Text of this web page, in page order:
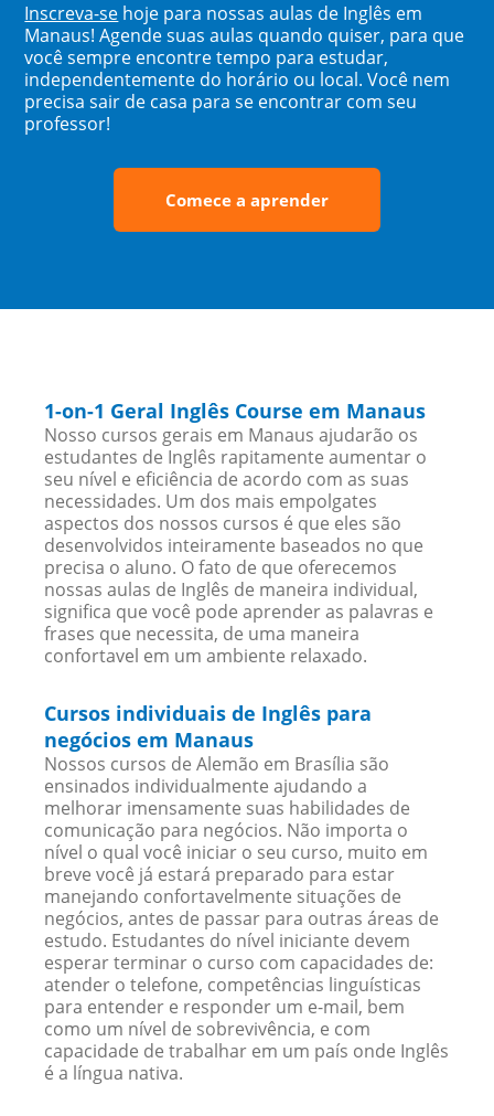
Inscreva-se hoje para nossas aulas de Inglês em
Manaus! Agende suas aulas quando quiser, para que
você sempre encontre tempo para estudar,
independentemente do horário ou local. Você nem
precisa sair de casa para se encontrar com seu
professor!
Comece a aprender
1-on-1 Geral Inglês Course em Manaus
Nosso cursos gerais em Manaus ajudarão os
estudantes de Inglês rapitamente aumentar o
seu nível e eficiência de acordo com as suas
necessidades. Um dos mais empolgates
aspectos dos nossos cursos é que eles são
desenvolvidos inteiramente baseados no que
precisa o aluno. O fato de que oferecemos
nossas aulas de Inglês de maneira individual,
significa que você pode aprender as palavras e
frases que necessita, de uma maneira
confortavel em um ambiente relaxado.
Cursos individuais de Inglês para
negócios em Manaus
Nossos cursos de Alemão em Brasília são
ensinados individualmente ajudando a
melhorar imensamente suas habilidades de
comunicação para negócios. Não importa o
nível o qual você iniciar o seu curso, muito em
breve você já estará preparado para estar
manejando confortavelmente situações de
negócios, antes de passar para outras áreas de
estudo. Estudantes do nível iniciante devem
esperar terminar o curso com capacidades de:
atender o telefone, competências linguísticas
para entender e responder um e-mail, bem
como um nível de sobrevivência, e com
capacidade de trabalhar em um país onde Inglês
é a língua nativa.